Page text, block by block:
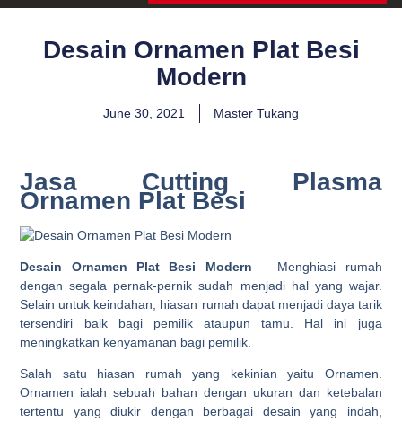
Desain Ornamen Plat Besi
Modern
June 30, 2021 Master Tukang
Jasa Cutting Plasma
Ornamen Plat Besi
Desain Ornamen Plat Besi Modern – Menghiasi rumah
dengan segala pernak-pernik sudah menjadi hal yang wajar.
Selain untuk keindahan, hiasan rumah dapat menjadi daya tarik
tersendiri baik bagi pemilik ataupun tamu. Hal ini juga
meningkatkan kenyamanan bagi pemilik.
Salah satu hiasan rumah yang kekinian yaitu Ornamen.
Ornamen ialah sebuah bahan dengan ukuran dan ketebalan
tertentu yang diukir dengan berbagai desain yang indah,